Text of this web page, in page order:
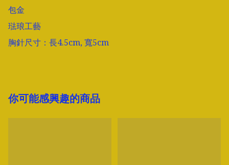
包金
琺琅工藝
胸針尺寸：長4.5cm, 寬5cm
你可能感興趣的商品